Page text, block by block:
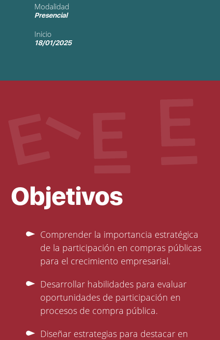
Modalidad
Presencial
Inicio
18/01/2025
Objetivos
Comprender la importancia estratégica
de la participación en compras públicas
para el crecimiento empresarial.
Desarrollar habilidades para evaluar
oportunidades de participación en
procesos de compra pública.
Diseñar estrategias para destacar en